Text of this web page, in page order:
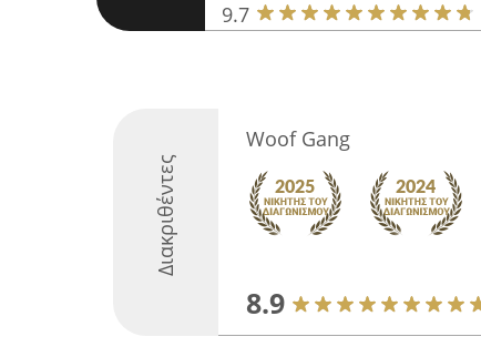
9.7
Διακριθέντες
Woof Gang
8.9